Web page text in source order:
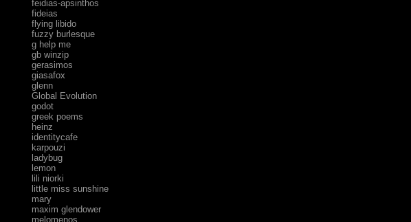
feidias-apsinthos
fideias
flying libido
fuzzy burlesque
g help me
gb winzip
gerasimos
giasafox
glenn
Global Evolution
godot
greek poems
heinz
identitycafe
karpouzi
ladybug
lemon
lili niorki
little miss sunshine
mary
maxim glendower
melomenos